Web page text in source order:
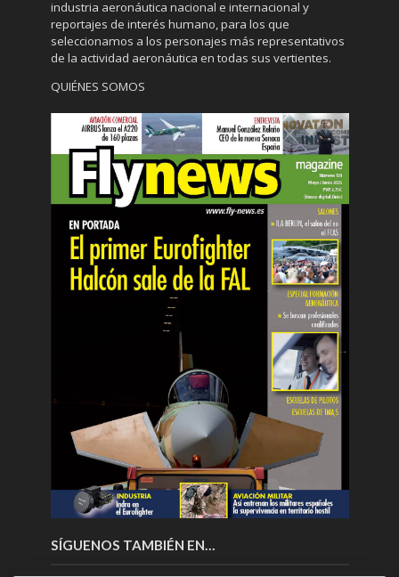
industria aeronáutica nacional e internacional y
reportajes de interés humano, para los que
seleccionamos a los personajes más representativos
de la actividad aeronáutica en todas sus vertientes.
QUIÉNES SOMOS
SÍGUENOS TAMBIÉN EN…